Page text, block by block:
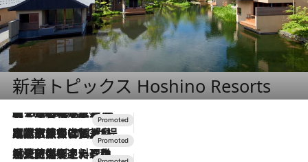
新着トピックス Hoshino Resorts
2026.8.7
【トンボの足水浴】ヒノキの香りに包まれて涼感マックス！約13℃の湧水かけ流しを避暑地「星野温泉 トンボの湯」で体験
2026.7.31
【ホテル帰省】という選択肢をOMOが提案。家族とほどよい距離を保つには「昼は実家、夜は気兼ねなくホテルで！」
2026.7.24
【夏限定ディナーコース】旬を迎える稚鮎や花ズッキーニなどをイタリア・トスカーナの郷土料理の手法で満喫！